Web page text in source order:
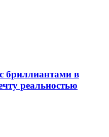
бриллиантами в
реальностью